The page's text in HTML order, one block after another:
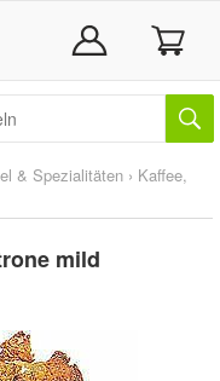
& Spezialitäten › Kaffee,
mild